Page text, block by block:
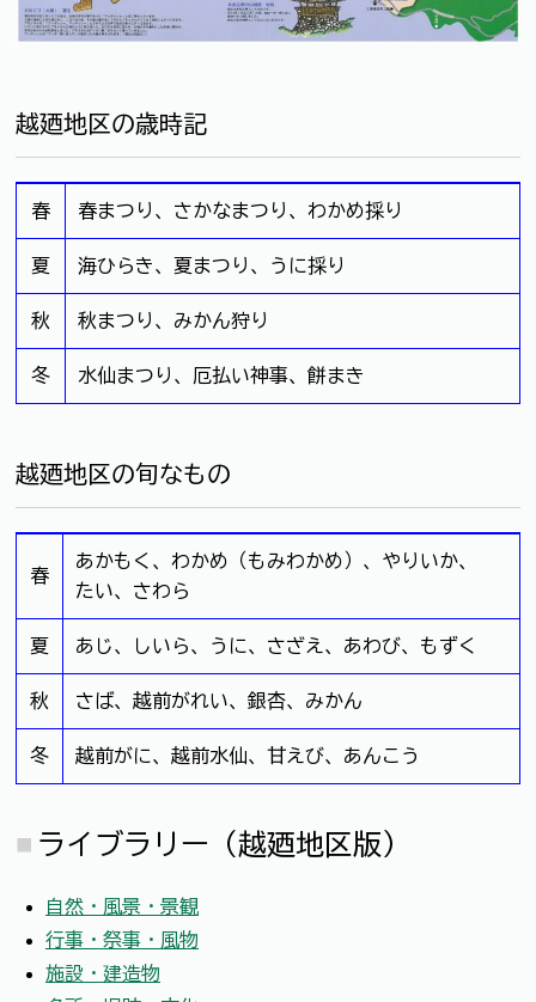
越廼地区の歳時記
春 春まつり、さかなまつり、わかめ採り
夏 海ひらき、夏まつり、うに採り
秋 秋まつり、みかん狩り
冬 水仙まつり、厄払い神事、餅まき
越廼地区の旬なもの
春
あかもく、わかめ（もみわかめ）、やりいか、
たい、さわら
夏 あじ、しいら、うに、さざえ、あわび、もずく
秋 さば、越前がれい、銀杏、みかん
冬 越前がに、越前水仙、甘えび、あんこう
ライブラリー（越廼地区版）
自然・風景・景観
行事・祭事・風物
施設・建造物